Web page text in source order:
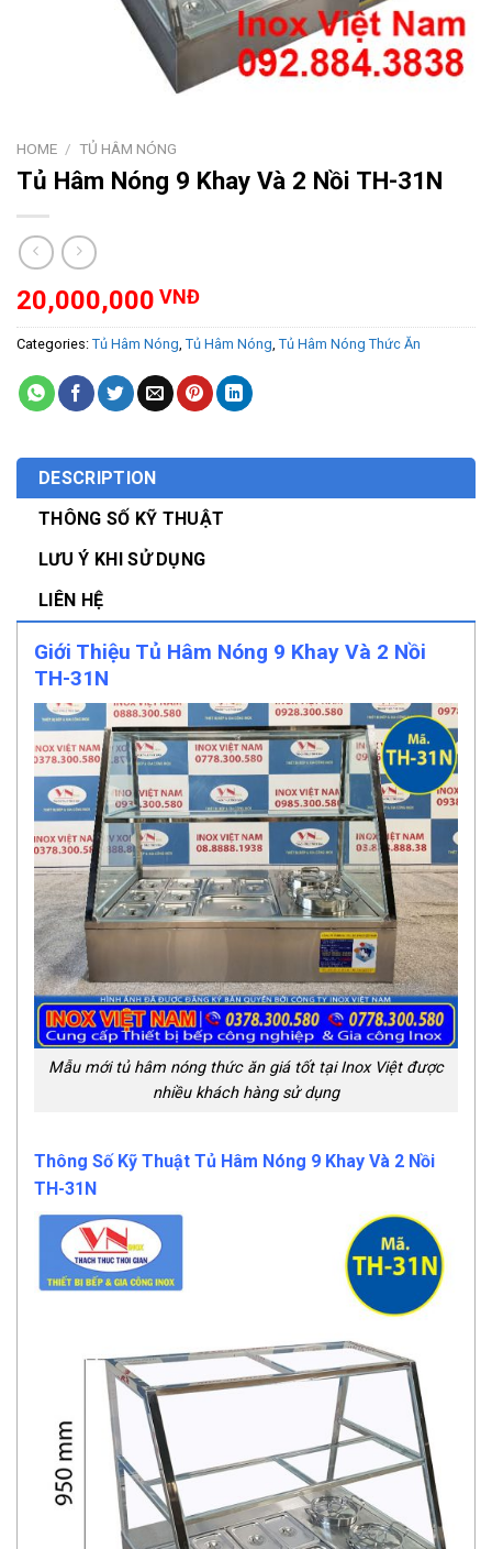
HOME / TỦ HÂM NÓNG
Tủ Hâm Nóng 9 Khay Và 2 Nồi TH-31N
20,000,000 VNĐ
Categories: Tủ Hâm Nóng, Tủ Hâm Nóng, Tủ Hâm Nóng Thức Ăn
DESCRIPTION
THÔNG SỐ KỸ THUẬT
LƯU Ý KHI SỬ DỤNG
LIÊN HỆ
Giới Thiệu Tủ Hâm Nóng 9 Khay Và 2 Nồi
TH-31N
Mẫu mới tủ hâm nóng thức ăn giá tốt tại Inox Việt được
nhiều khách hàng sử dụng
Thông Số Kỹ Thuật Tủ Hâm Nóng 9 Khay Và 2 Nồi
TH-31N